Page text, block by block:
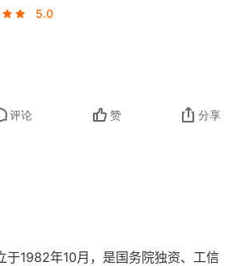
垃圾回收算法
用类型
5.0
评论 赞 分享
于1982年10月，是国务院独资、工信